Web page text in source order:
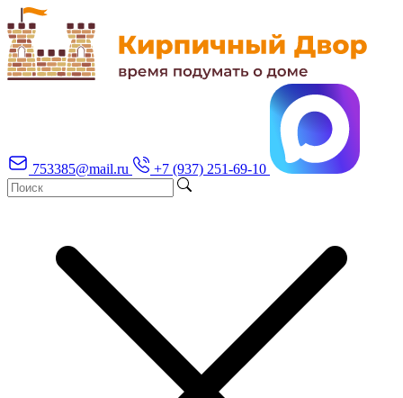
753385@mail.ru +7 (937) 251-69-10